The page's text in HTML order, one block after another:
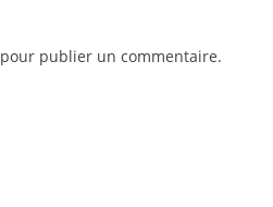
pour publier un commentaire.